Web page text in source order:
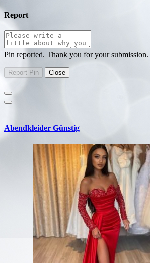
Report
Pin reported. Thank you for your submission.
Abendkleider Günstig